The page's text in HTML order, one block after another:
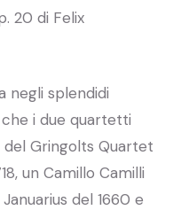
20 di Felix
negli splendidi
che i due quartetti
Gringolts Quartet
un Camillo Camilli
del 1660 e